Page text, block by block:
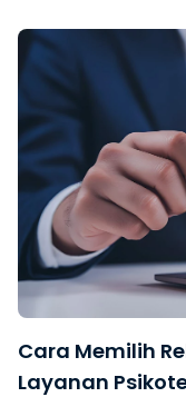
Cara Memilih
Layanan